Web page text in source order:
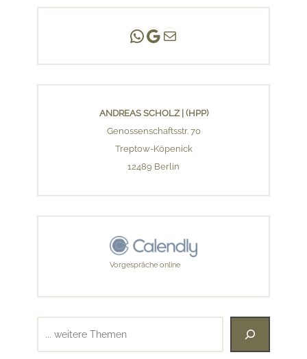
Andreas Scholz | (HPP)
Praxis Adlershof
E-Mail an mich ...
ANDREAS SCHOLZ | (HPP)
Genossenschaftsstr. 70
Treptow-Köpenick
12489 Berlin
Vorgespräche online